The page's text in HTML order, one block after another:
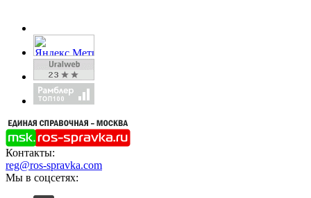
Контакты:
reg@ros-spravka.com
Мы в соцсетях: